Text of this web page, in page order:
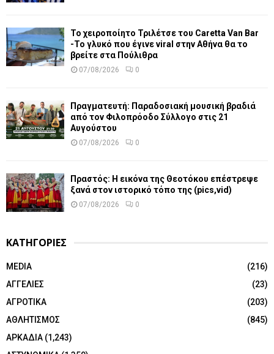
Το χειροποίητο Τριλέτσε του Caretta Van Bar
-Το γλυκό που έγινε viral στην Αθήνα θα το
βρείτε στα Πούλιθρα
07/08/2026 0
Πραγματευτή: Παραδοσιακή μουσική βραδιά
από τον Φιλοπρόοδο Σύλλογο στις 21
Αυγούστου
07/08/2026 0
Πραστός: Η εικόνα της Θεοτόκου επέστρεψε
ξανά στον ιστορικό τόπο της (pics,vid)
07/08/2026 0
ΚΑΤΗΓΟΡΙΕΣ
MEDIA
(216)
ΑΓΓΕΛΙΕΣ
(23)
ΑΓΡΟΤΙΚΑ
(203)
ΑΘΛΗΤΙΣΜΟΣ
(845)
ΑΡΚΑΔΙΑ (1,243)